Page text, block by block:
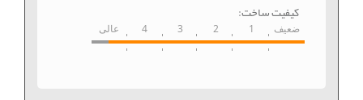
کیفیت ساخت:
ضعیف 1
2
3
4 عالی